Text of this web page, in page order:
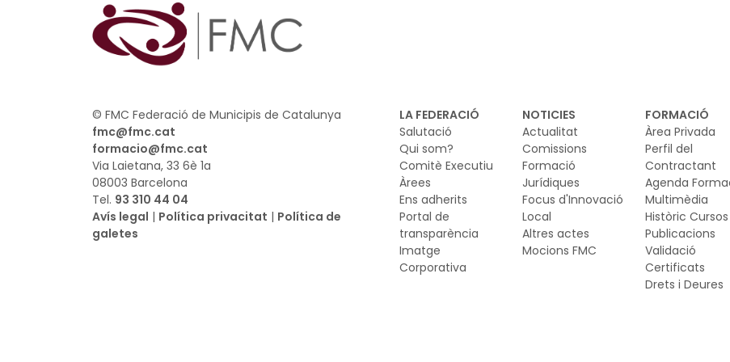
LA FEDERACIÓ
Salutació
Qui som?
Comitè Executiu
Àrees
Ens adherits
Portal de
transparència
Imatge
Corporativa
NOTICIES
Actualitat
Comissions
Formació
Jurídiques
Focus d'Innovació
Local
Altres actes
Mocions FMC
FORMACIÓ
Àrea Privada
Perfil del
Contractant
Agenda
Multimèdia
Històric Cursos
Publicacions
Validació
Certificats
Drets i Deures
© FMC Federació de Municipis de Catalunya
fmc@fmc.cat
formacio@fmc.cat
Via Laietana, 33 6è 1a
08003 Barcelona
Tel. 93 310 44 04
Avís legal | Política privacitat | Política de
galetes